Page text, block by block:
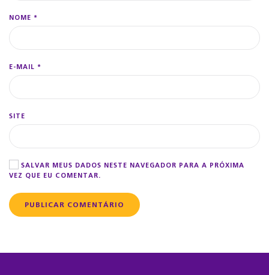
NOME *
E-MAIL *
SITE
SALVAR MEUS DADOS NESTE NAVEGADOR PARA A PRÓXIMA
VEZ QUE EU COMENTAR.
PUBLICAR COMENTÁRIO